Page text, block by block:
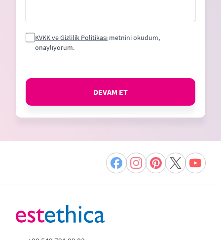
KVKK ve Gizlilik Politikası metnini okudum,
onaylıyorum.
DEVAM ET